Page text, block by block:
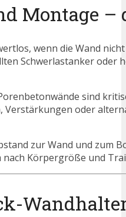
Montage
wenn die Wand
Schwerlastanker oder
sind
Verstärkungen oder
zur Wand und zum
nach Körpergröße und